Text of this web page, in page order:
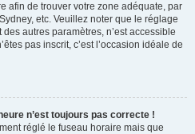
afin de trouver votre zone adéquate, par
etc. Veuillez noter que le réglage
autres paramètres, n’est accessible
pas inscrit, c’est l’occasion idéale de
n’est toujours pas correcte !
réglé le fuseau horaire mais que